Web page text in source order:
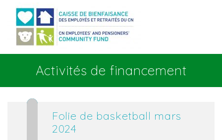
Activités de financement
Folie de basketball mars
2024